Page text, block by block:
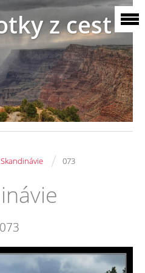
z cest
/ 073
073